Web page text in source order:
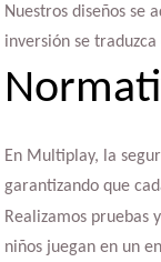
Nuestros diseños se
inversión se
En Multiplay, la
garantizando que
Realizamos pruebas
niños juegan en un